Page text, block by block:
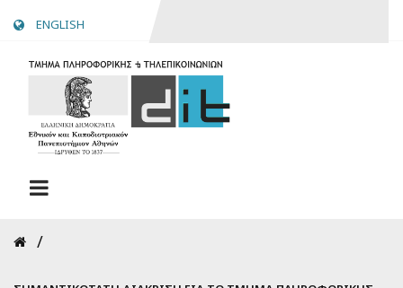
content
ENGLISH
Breadcrumb